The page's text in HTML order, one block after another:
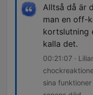
Alltså då är
man en off-
kortslutning
kalla det.
00:21:07 ·
sina